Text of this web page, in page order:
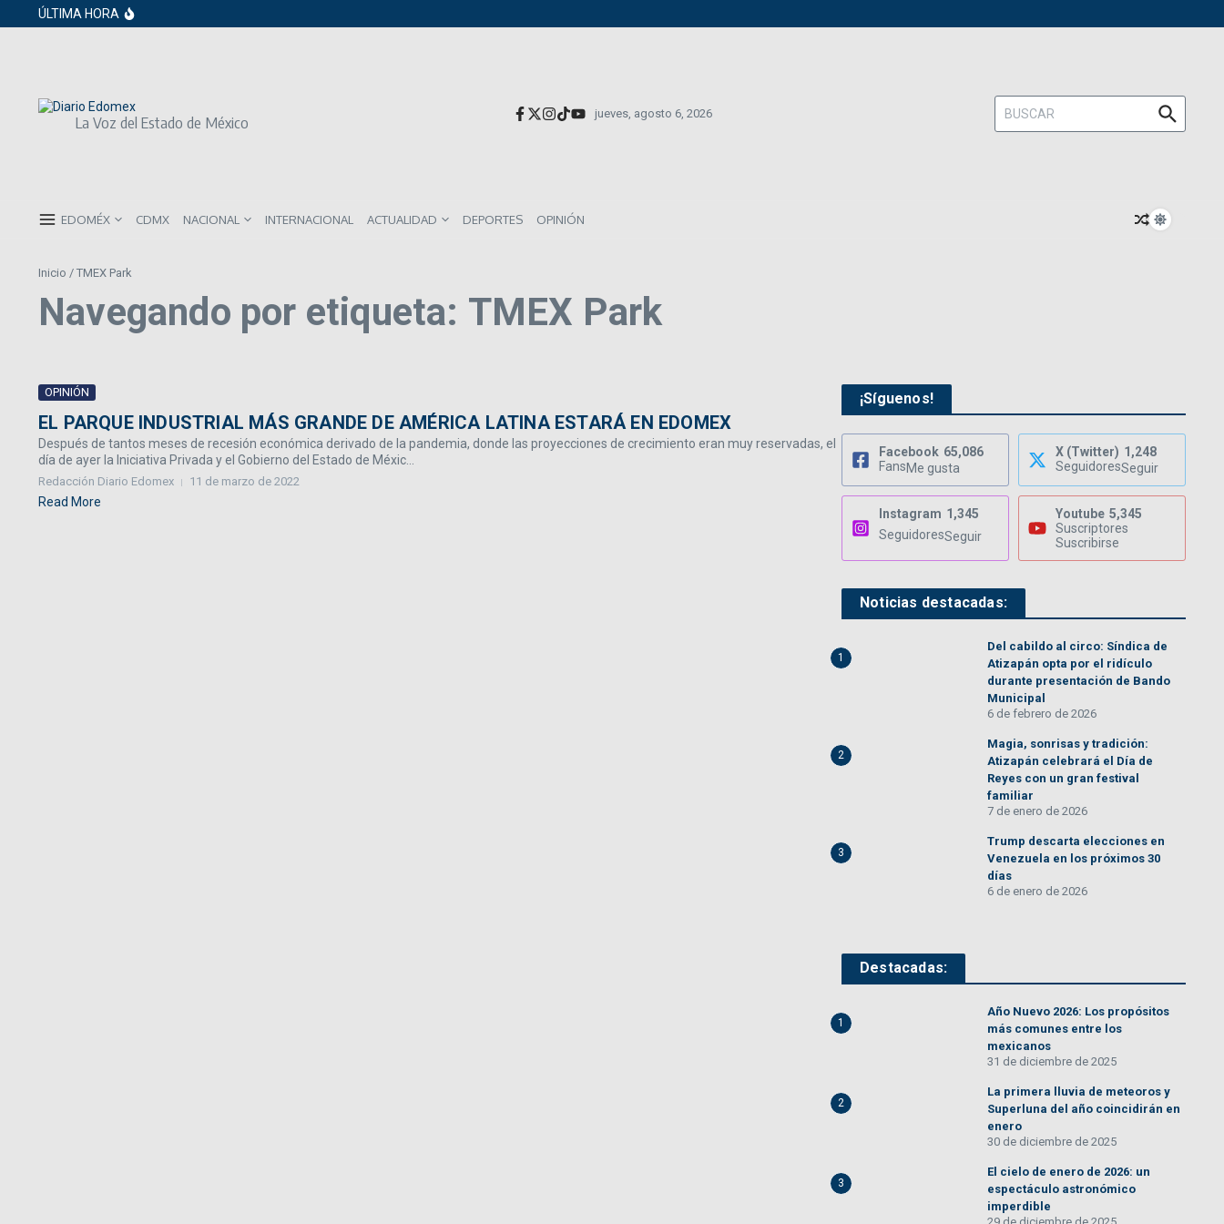
Saltar al contenido
ÚLTIMA HORA
ISR subirá en México para 2026: Así será el impacto directo en salarios y precios
La Voz del Estado de México jueves, agosto 6, 2026
Buscar:
EDOMÉX CDMX NACIONAL INTERNACIONAL ACTUALIDAD DEPORTES OPINIÓN
Inicio / TMEX Park
Navegando por etiqueta: TMEX Park
OPINIÓN
EL PARQUE INDUSTRIAL MÁS GRANDE DE AMÉRICA LATINA ESTARÁ EN EDOMEX
Después de tantos meses de recesión económica derivado de la pandemia, donde las proyecciones de crecimiento eran muy reservadas, el
día de ayer la Iniciativa Privada y el Gobierno del Estado de Méxic...
Redacción Diario Edomex 11 de marzo de 2022
Read More
¡Síguenos!
Facebook 65,086
FansMe gusta
X (Twitter) 1,248
SeguidoresSeguir
Instagram 1,345
SeguidoresSeguir
Youtube 5,345
Suscriptores
Suscribirse
Noticias destacadas:
1
Del cabildo al circo: Síndica de
Atizapán opta por el ridículo
durante presentación de Bando
Municipal
6 de febrero de 2026
2
Magia, sonrisas y tradición:
Atizapán celebrará el Día de
Reyes con un gran festival
familiar
7 de enero de 2026
3
Trump descarta elecciones en
Venezuela en los próximos 30
días
6 de enero de 2026
Destacadas:
1
Año Nuevo 2026: Los propósitos
más comunes entre los
mexicanos
31 de diciembre de 2025
2
La primera lluvia de meteoros y
Superluna del año coincidirán en
enero
30 de diciembre de 2025
3
El cielo de enero de 2026: un
espectáculo astronómico
imperdible